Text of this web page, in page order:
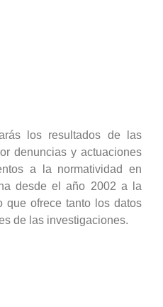
los resultados de las
denuncias y actuaciones
a la normatividad en
desde el año 2002 a la
que ofrece tanto los datos
de las investigaciones.